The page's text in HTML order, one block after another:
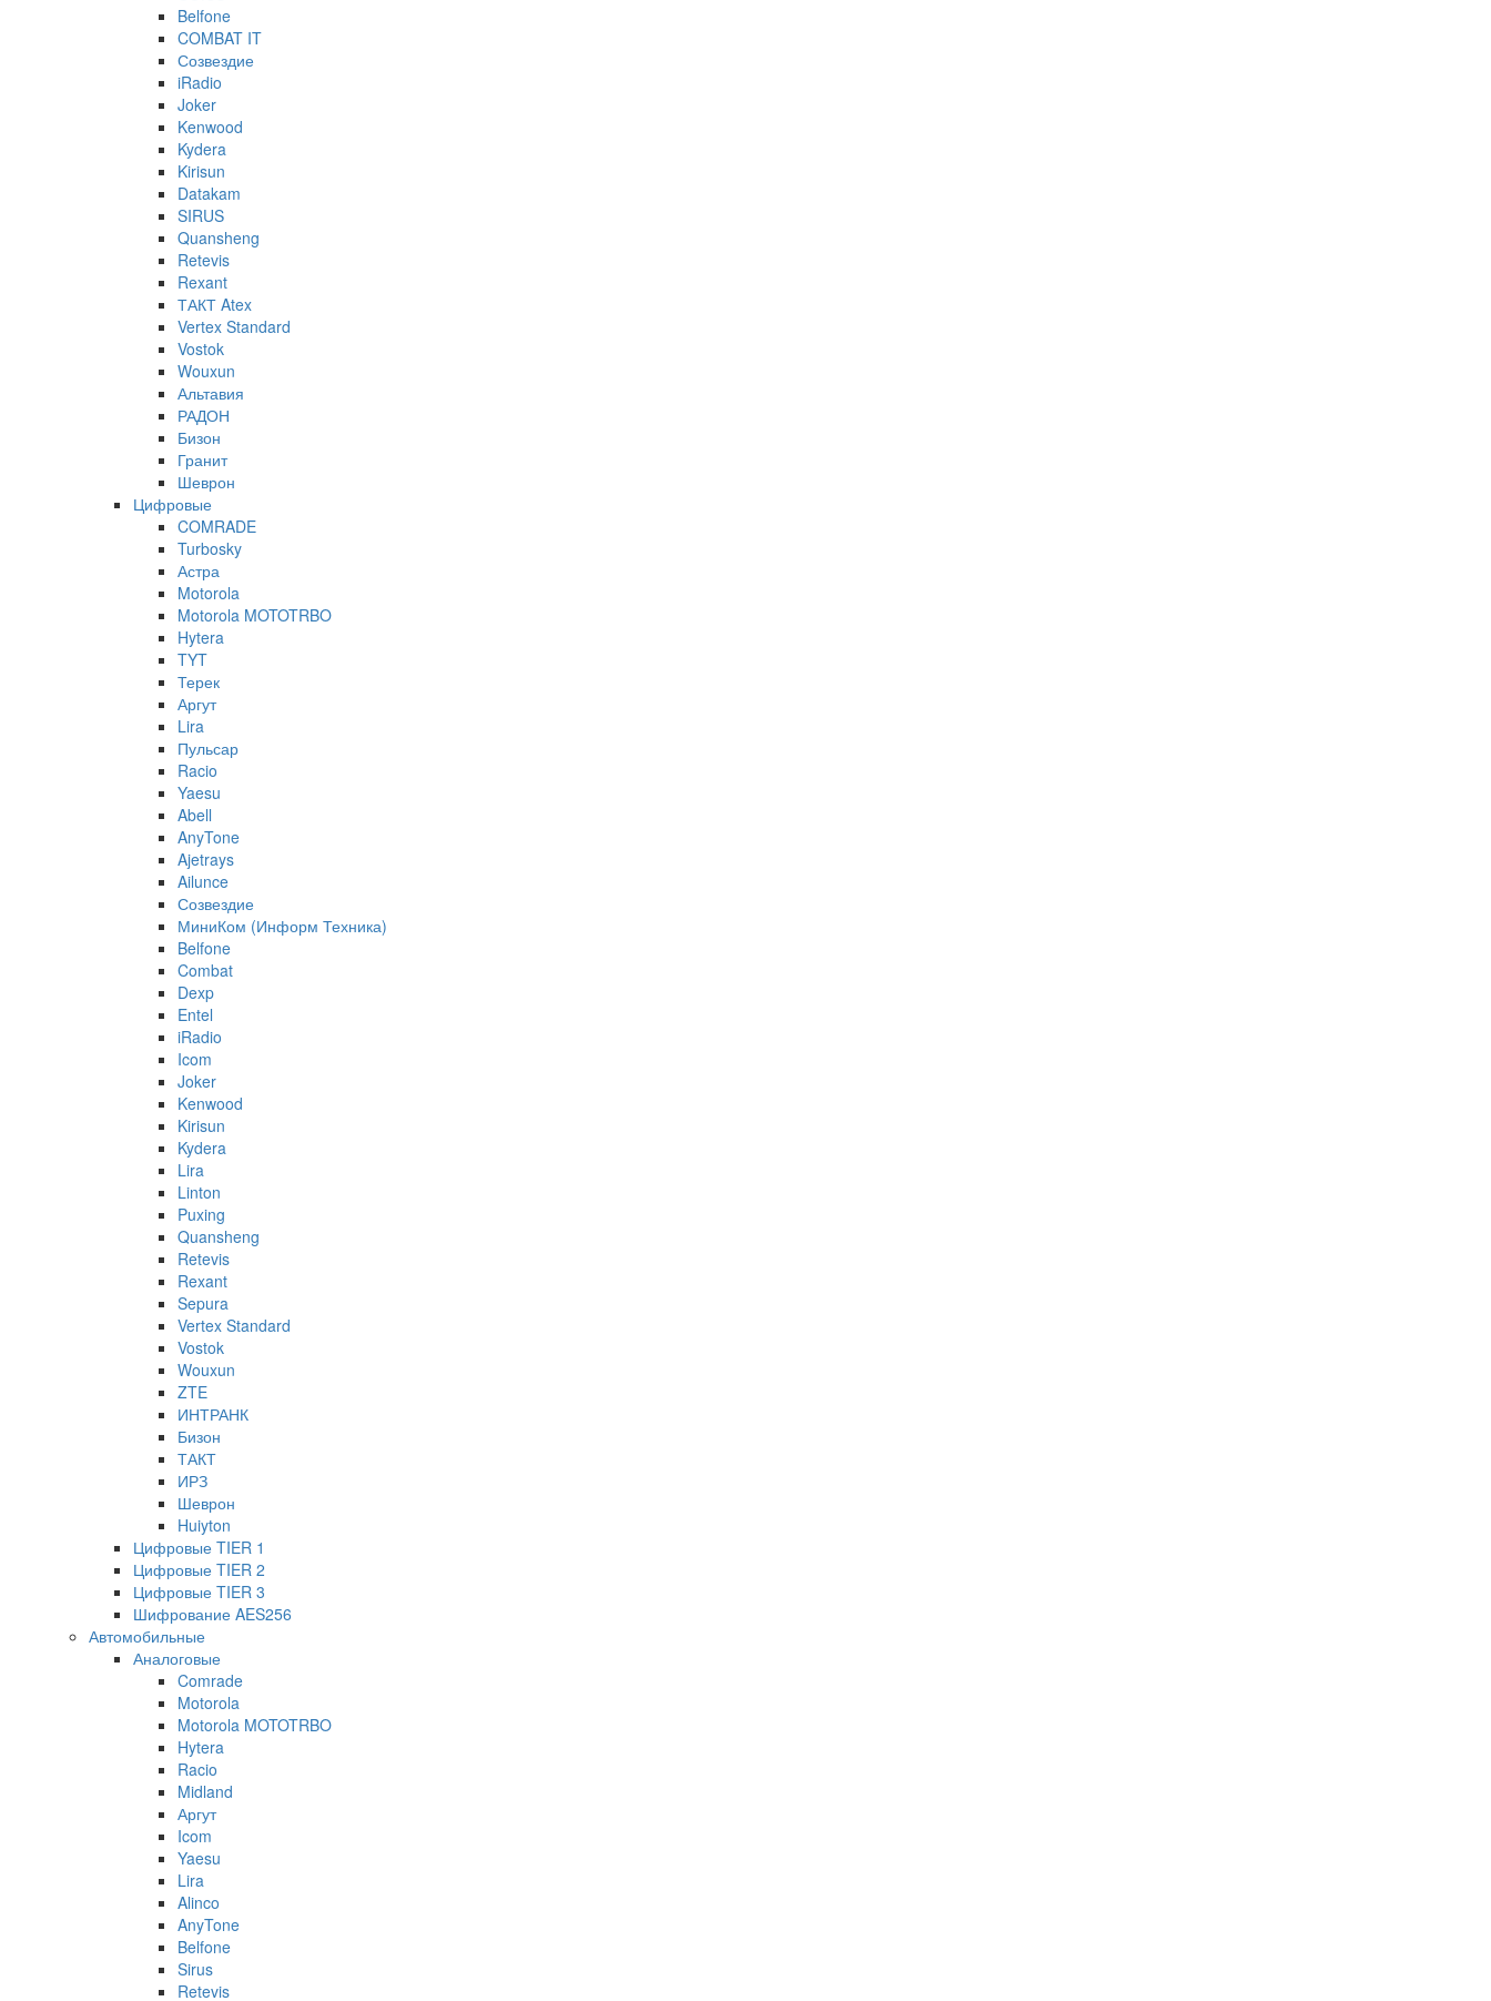
Belfone
COMBAT IT
Созвездие
iRadio
Joker
Kenwood
Kydera
Kirisun
Datakam
SIRUS
Quansheng
Retevis
Rexant
ТАКТ Atex
Vertex Standard
Vostok
Wouxun
Альтавия
РАДОН
Бизон
Гранит
Шеврон
Цифровые
COMRADE
Turbosky
Астра
Motorola
Motorola MOTOTRBO
Hytera
TYT
Терек
Аргут
Lira
Пульсар
Racio
Yaesu
Abell
AnyTone
Ajetrays
Ailunce
Созвездие
МиниКом (Информ Техника)
Belfone
Combat
Dexp
Entel
iRadio
Icom
Joker
Kenwood
Kirisun
Kydera
Lira
Linton
Puxing
Quansheng
Retevis
Rexant
Sepura
Vertex Standard
Vostok
Wouxun
ZTE
ИНТРАНК
Бизон
ТАКТ
ИРЗ
Шеврон
Huiyton
Цифровые TIER 1
Цифровые TIER 2
Цифровые TIER 3
Шифрование AES256
Автомобильные
Аналоговые
Comrade
Motorola
Motorola MOTOTRBO
Hytera
Racio
Midland
Аргут
Icom
Yaesu
Lira
Alinco
AnyTone
Belfone
Sirus
Retevis